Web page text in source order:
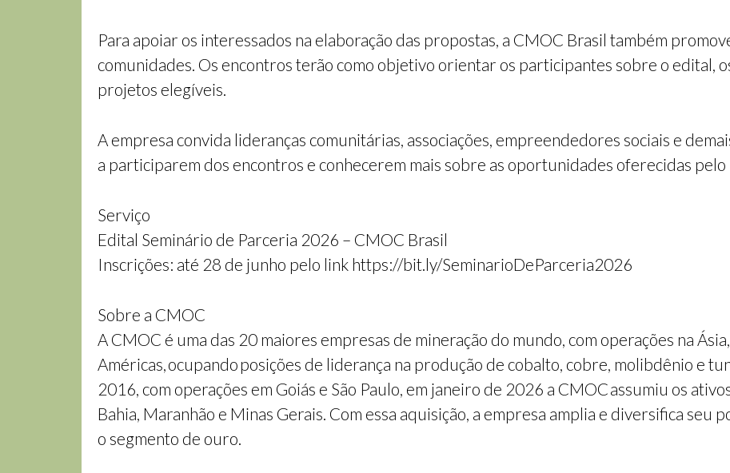
Para apoiar os interessados na elaboração das propostas, a CMOC Brasil também
comunidades. Os encontros terão como objetivo orientar os participantes sobre o edital,
projetos elegíveis.
A empresa convida lideranças comunitárias, associações, empreendedores sociais e
a participarem dos encontros e conhecerem mais sobre as oportunidades oferecidas pelo
Serviço
Edital Seminário de Parceria 2026 – CMOC Brasil
Inscrições: até 28 de junho pelo link https://bit.ly/SeminarioDeParceria2026
Sobre a CMOC
A CMOC é uma das 20 maiores empresas de mineração do mundo, com operações na
Américas, ocupando posições de liderança na produção de cobalto, cobre, molibdênio e
2016, com operações em Goiás e São Paulo, em janeiro de 2026 a CMOC assumiu os
Bahia, Maranhão e Minas Gerais. Com essa aquisição, a empresa amplia e diversifica seu
o segmento de ouro.